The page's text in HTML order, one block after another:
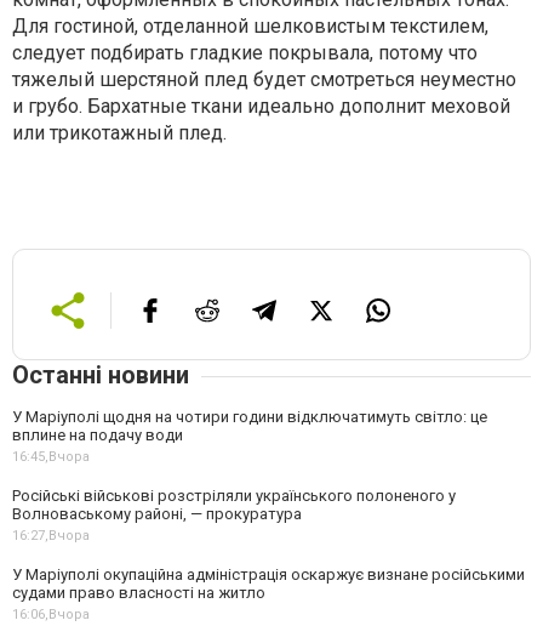
Для гостиной, отделанной шелковистым текстилем,
следует подбирать гладкие покрывала, потому что
тяжелый шерстяной плед будет смотреться неуместно
и грубо. Бархатные ткани идеально дополнит меховой
или трикотажный плед.
Останні новини
У Маріуполі щодня на чотири години відключатимуть світло: це
вплине на подачу води
16:45,Вчора
Російські військові розстріляли українського полоненого у
Волноваському районі, — прокуратура
16:27,Вчора
У Маріуполі окупаційна адміністрація оскаржує визнане російськими
судами право власності на житло
16:06,Вчора